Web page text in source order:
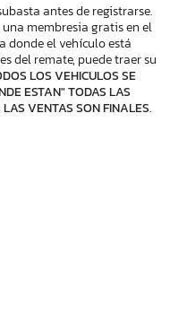
antes de registrarse.
membresia gratis en el
donde el vehículo está
del remate, puede traer su
LOS VEHICULOS SE
ESTAN" TODAS LAS
VENTAS SON FINALES.